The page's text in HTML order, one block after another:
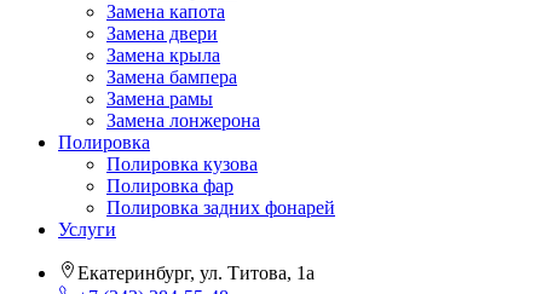
Замена капота
Замена двери
Замена крыла
Замена бампера
Замена рамы
Замена лонжерона
Полировка
Полировка кузова
Полировка фар
Полировка задних фонарей
Услуги
Екатеринбург, ул. Титова, 1а